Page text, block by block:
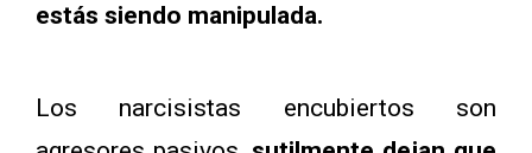
estás siendo manipulada.
Los narcisistas encubiertos son